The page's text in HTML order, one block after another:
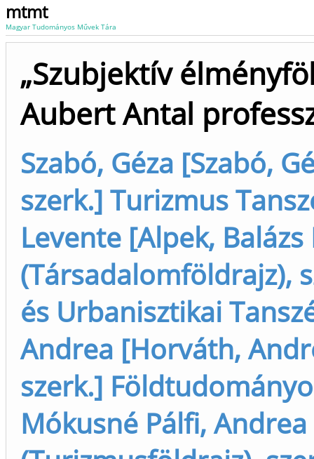
mtmt
Magyar Tudományos Művek Tára
„Szubjektív
Aubert Antal
Szabó, Géza [Szabó,
szerk.] Turizmus
Levente [Alpek,
(Társadalomföldrajz),
és Urbanisztikai
Andrea [Horváth,
szerk.]
Mókusné Pálfi,